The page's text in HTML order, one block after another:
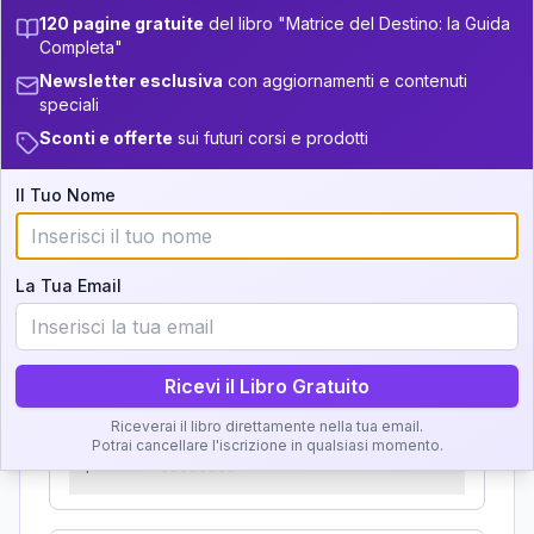
13.5-14 +6 10
14-16 +6 20
17.5-18.5 +5 7
+4 12
33.5-34
34-36
38.5-39
Zone della Matrice:
Analisi, Significato e
GRATIS
Zona del Ritratto
Importanza:
Karma Genitore-Figlio
120 pagine gratuite del libro "Matrice del Destino: la Guida
Completa"
Newsletter esclusiva con aggiornamenti e contenuti
speciali
Sconti e offerte sui futuri corsi e prodotti
Il Tuo Nome
La Tua Email
Ricevi il Libro Gratuito
Riceverai il libro direttamente nella tua email.
Potrai cancellare l'iscrizione in qualsiasi momento.